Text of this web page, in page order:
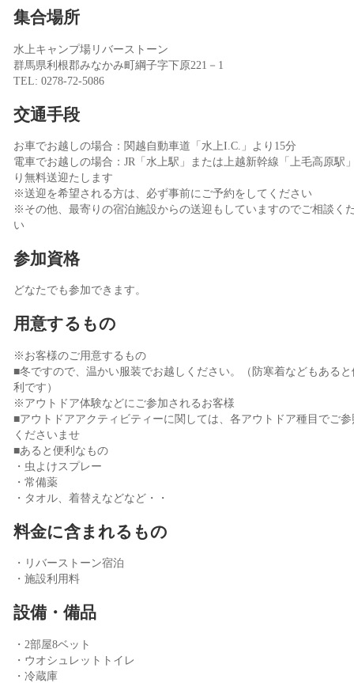
集合場所
水上キャンプ場リバーストーン
群馬県利根郡みなかみ町綱子字下原221－1
TEL: 0278-72-5086
交通手段
お車でお越しの場合：関越自動車道「水上I.C.」より15分
電車でお越しの場合：JR「水上駅」または上越新幹線「上毛高原駅
り無料送迎たします
※送迎を希望される方は、必ず事前にご予約をしてください
※その他、最寄りの宿泊施設からの送迎もしていますのでご相談く
い
参加資格
どなたでも参加できます。
用意するもの
※お客様のご用意するもの
■冬ですので、温かい服装でお越しください。（防寒着などもあると
利です）
※アウトドア体験などにご参加されるお客様
■アウトドアアクティビティーに関しては、各アウトドア種目でご参
くださいませ
■あると便利なもの
・虫よけスプレー
・常備薬
・タオル、着替えなどなど・・
料金に含まれるもの
・リバーストーン宿泊
・施設利用料
設備・備品
・2部屋8ベット
・ウオシュレットトイレ
・冷蔵庫